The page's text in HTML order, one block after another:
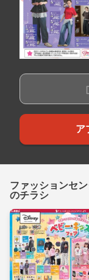
ア
ファッションセ
のチラシ